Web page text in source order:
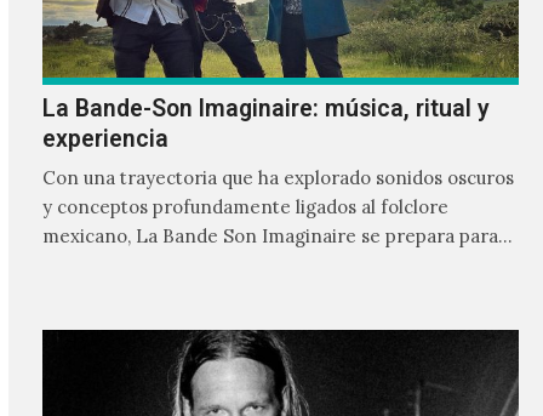
La Bande-Son Imaginaire: música, ritual y
experiencia
Con una trayectoria que ha explorado sonidos oscuros
y conceptos profundamente ligados al folclore
mexicano, La Bande Son Imaginaire se prepara para
propio dentro de la escena alternativa en México.